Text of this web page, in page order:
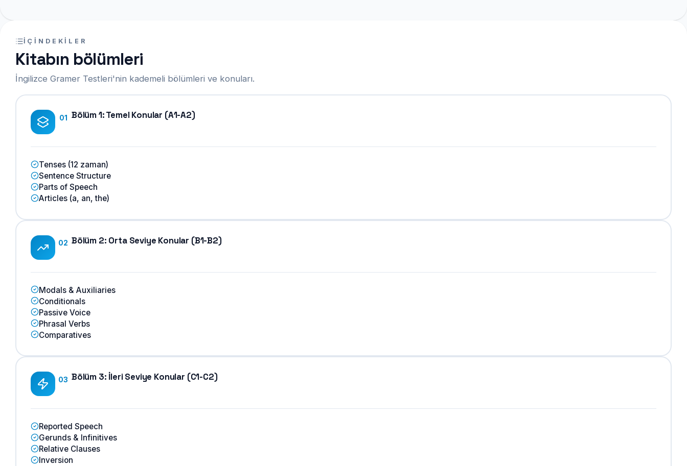
İÇINDEKILER
Kitabın bölümleri
İngilizce Gramer Testleri'nin kademeli bölümleri ve konuları.
01 Bölüm 1: Temel Konular (A1-A2)
Tenses (12 zaman)
Sentence Structure
Parts of Speech
Articles (a, an, the)
02 Bölüm 2: Orta Seviye Konular (B1-B2)
Modals & Auxiliaries
Conditionals
Passive Voice
Phrasal Verbs
Comparatives
03 Bölüm 3: İleri Seviye Konular (C1-C2)
Reported Speech
Gerunds & Infinitives
Relative Clauses
Inversion